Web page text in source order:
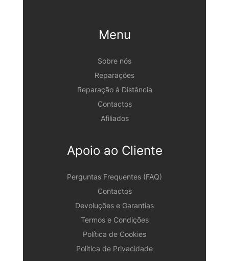
Menu
Sobre nós
Reparações
Reparação à Distância
Contactos
Afiliados
Apoio ao Cliente
Perguntas Frequentes (FAQ)
Contactos
Devoluções e Garantias
Termos e Condições
Política de Cookies
Política de Privacidade